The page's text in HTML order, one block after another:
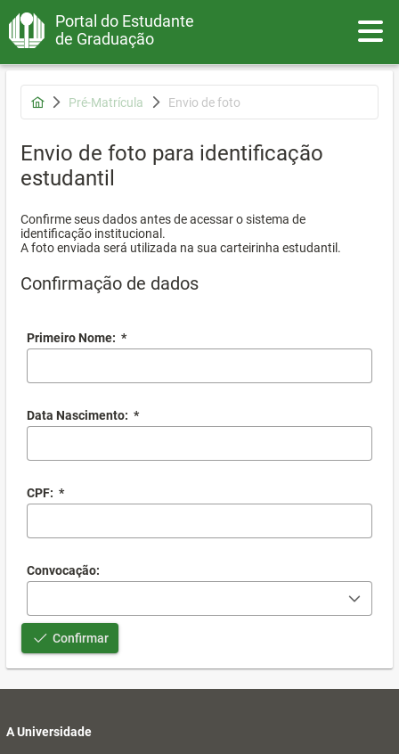
Portal do Estudante
de Graduação
Pré-Matrícula Envio de foto
Envio de foto para identificação
estudantil
Confirme seus dados antes de acessar o sistema de
identificação institucional.
A foto enviada será utilizada na sua carteirinha estudantil.
Confirmação de dados
Primeiro Nome: *
Data Nascimento: *
CPF: *
Convocação:
Confirmar
A Universidade